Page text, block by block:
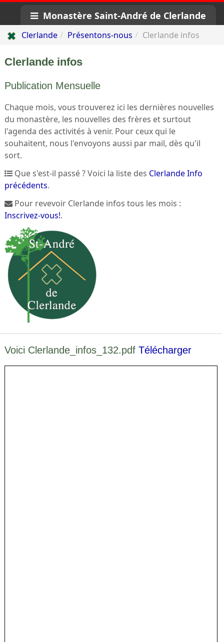
Monastère Saint-André de Clerlande
Clerlande Présentons-nous Clerlande infos
Clerlande infos
Publication Mensuelle
Chaque mois, vous trouverez ici les dernières nouvelles
du monastère, les nouvelles des frères et surtout
l'agenda des activités à venir. Pour ceux qui le
souhaitent, nous l'envoyons aussi par mail, dès qu'il
sort.
Que s'est-il passé ? Voici la liste des Clerlande Info
précédents.
Pour revevoir Clerlande infos tous les mois :
Inscrivez-vous!.
Voici Clerlande_infos_132.pdf Télécharger